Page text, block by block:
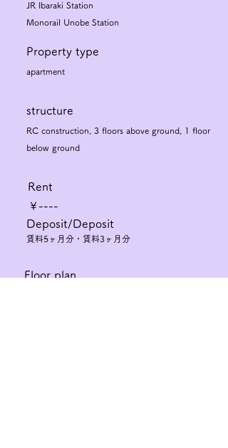
JR Ibaraki Station
Monorail Unobe Station
Property type
apartment
structure
RC construction, 3 floors above ground, 1 floor
below ground
Rent
￥----
Deposit/Deposit
賃料5ヶ月分・賃料3ヶ月分
Floor plan